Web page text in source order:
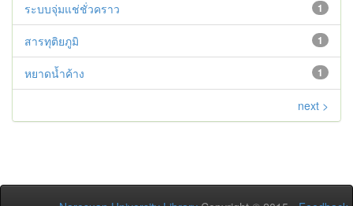
1
ระบบจุ่มแช่ชั่วคราว
1
สารทุติยภูมิ
1
หยาดน้ำค้าง
next >